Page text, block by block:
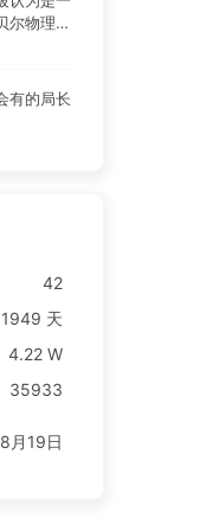
尔物理学
有的局长
42
1949 天
4.22 W
35933
月19日